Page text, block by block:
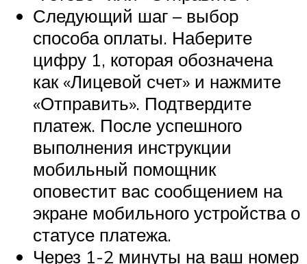
Следующий шаг – выбор
способа оплаты. Наберите
цифру 1, которая обозначена
как «Лицевой счет» и нажмите
«Отправить». Подтвердите
платеж. После успешного
выполнения инструкции
мобильный помощник
оповестит вас сообщением на
экране мобильного устройства о
статусе платежа.
Через 1-2 минуты на ваш номер